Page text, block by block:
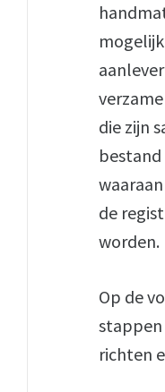
die zijn
de
worden.
Op de
richten